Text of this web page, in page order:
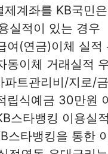
제계좌를 KB국민
실적이 있는 경우
여(연금)이체 실
동이체 거래실적
파트관리비/지로/
립식예금 30만원
스타뱅킹 이용실
스타뱅킹을 통한